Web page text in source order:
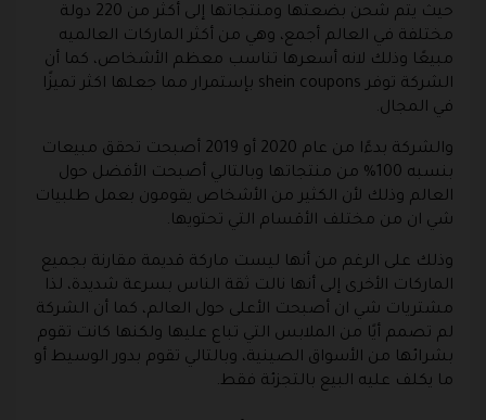
حيث يتم شحن بضعتها ومنتجاتها إلى أكثر من 220 دولة
مختلفة في العالم أجمع، وهي من أكثر الماركات العالميه
مبيعًا وذلك لانه أسعرها تناسب معظم الأشخاص، كما أن
الشركة توفر shein coupons بإستمرار مما جعلها اكثر تميزًا
في المجال.
والشركة بدءًا من عام 2020 أو 2019 أصبحت تحقق مبيعات
بنسبه 100% من منتجاتها وبالتالي أصبحت الأفضل حول
العالم وذلك لأن الكثير من الأشخاص يقومون بعمل طلبيات
شي ان من مختلف الأقسام التي تحتويها.
وذلك على الرغم من أنها ليست ماركة قديمة مقارنة بجميع
الماركات الأخرى إلى أنها نالت ثقة الناس بسرعة شديدة، لذا
مشتريات شي ان أصبحت الأعلى حول العالم، كما أن الشركة
لم تصمم أيًا من الملابس التي تباع عليها ولكنها كانت تقوم
بشرائها من الأسواق الصينية، وبالتالي تقوم بدور الوسيط أو
ما يكلف عليه البيع بالتجزئة فقط.